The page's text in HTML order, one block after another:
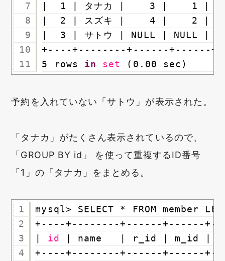
7
8
9
10
11
|  1 | タナカ |    3 |    1 |
|  2 | スズキ |    4 |    2 |
|  3 | サトウ | NULL | NULL |
+----+--------+------+------
5 rows in set (0.00 sec)
予約を入れていない「サトウ」が表示された。
「タナカ」がたくさん表示されているので、
「GROUP BY id」 を使って重複するID番号
「1」の「タナカ」をまとめる。
1
2
3
4
mysql> SELECT * FROM member
+----+--------+------+------
| id
| name   | r_id | m_id |
+----+--------+------+------